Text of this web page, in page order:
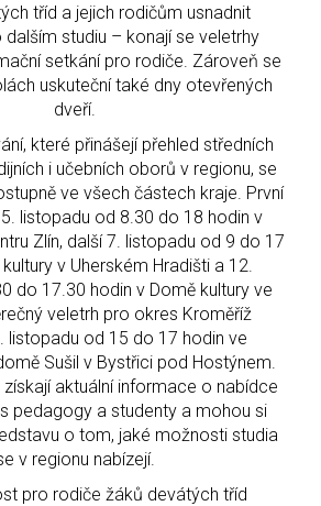
tříd a jejich rodičům usnadnit
studiu – konají se veletrhy
setkání pro rodiče. Zároveň se
uskuteční také dny otevřených
dveří.
které přinášejí přehled středních
i učebních oborů v regionu, se
ve všech částech kraje. První
listopadu od 8.30 do 18 hodin v
Zlín, další 7. listopadu od 9 do 17
v Uherském Hradišti a 12.
do 17.30 hodin v Domě kultury ve
veletrh pro okres Kroměříž
listopadu od 15 do 17 hodin ve
Sušil v Bystřici pod Hostýnem.
aktuální informace o nabídce
pedagogy a studenty a mohou si
o tom, jaké možnosti studia
v regionu nabízejí.
pro rodiče žáků devátých tříd